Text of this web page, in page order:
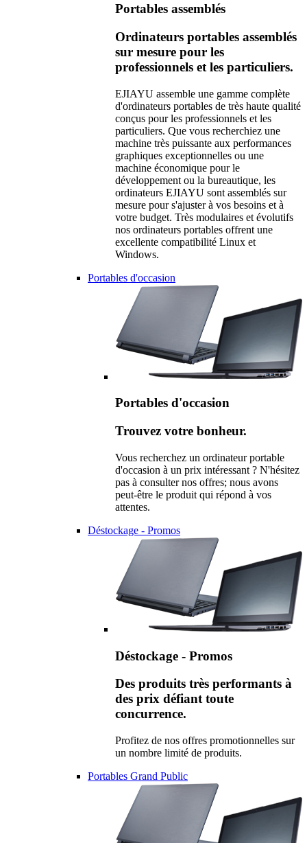
Portables assemblés
Ordinateurs portables assemblés
sur mesure pour les
professionnels et les particuliers.
EJIAYU assemble une gamme complète
d'ordinateurs portables de très haute qualité
conçus pour les professionnels et les
particuliers. Que vous recherchiez une
machine très puissante aux performances
graphiques exceptionnelles ou une
machine économique pour le
développement ou la bureautique, les
ordinateurs EJIAYU sont assemblés sur
mesure pour s'ajuster à vos besoins et à
votre budget. Très modulaires et évolutifs
nos ordinateurs portables offrent une
excellente compatibilité Linux et
Windows.
Portables d'occasion
Portables d'occasion
Trouvez votre bonheur.
Vous recherchez un ordinateur portable
d'occasion à un prix intéressant ? N'hésitez
pas à consulter nos offres; nous avons
peut-être le produit qui répond à vos
attentes.
Déstockage - Promos
Déstockage - Promos
Des produits très performants à
des prix défiant toute
concurrence.
Profitez de nos offres promotionnelles sur
un nombre limité de produits.
Portables Grand Public